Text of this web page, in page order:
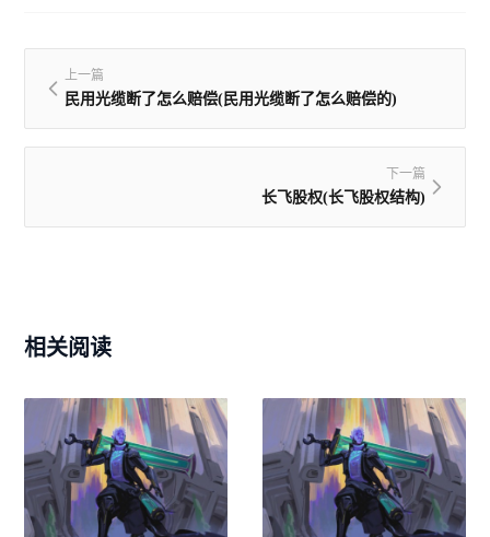
上一篇
民用光缆断了怎么赔偿(民用光缆断了怎么赔偿的)
下一篇
长飞股权(长飞股权结构)
相关阅读